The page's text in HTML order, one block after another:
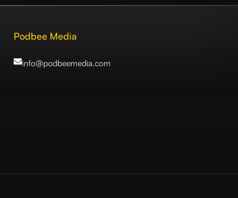
Podbee Media
info@podbeemedia.com